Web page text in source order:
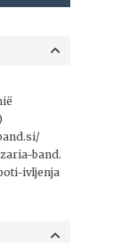
band.
ivljenja